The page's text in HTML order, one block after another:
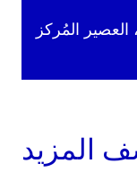
المُركز
المزيد